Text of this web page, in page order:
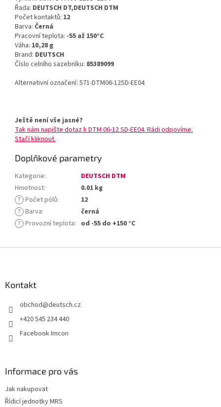
Řada: DEUTSCH DT,DEUTSCH DTM
Počet kontaktů: 12
Barva: Černá
Pracovní teplota: -55 až 150°C
Váha: 10,28 g
Brand: DEUTSCH
Číslo celního sazebníku: 85389099
Alternativní označení: 571-DTM06-12SD-EE04
Ještě není vše jasné?
Tak nám napište dotaz k DTM 06-12 SD-EE04. Rádi odpovíme.
Stačí kliknout.
Doplňkové parametry
Kategorie:
DEUTSCH DTM
Hmotnost:
0.01 kg
? Počet pólů:
12
? Barva:
černá
? Provozní teplota: od -55 do +150 °C
Kontakt
obchod@deutsch.cz
+420 545 234 440
Facebook Imcon
Informace pro vás
Jak nakupovat
Řídicí jednotky MRS